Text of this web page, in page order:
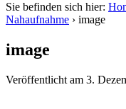
Sie befinden sich hier:
Nahaufnahme › image
image
Veröffentlicht am 3.